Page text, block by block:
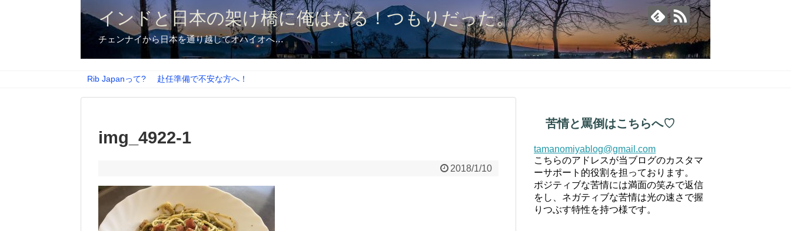
インドと日本の架け橋に俺はなる！つもりだった。
チェンナイから日本を通り越してオハイオへ…
Rib Japanって? 赴任準備で不安な方へ！
img_4922-1
2018/1/10
苦情と罵倒はこちらへ♡
tamanomiyablog@gmail.com
こちらのアドレスが当ブログのカスタマ
ーサポート的役割を担っております。
ポジティブな苦情には満面の笑みで返信
をし、ネガティブな苦情は光の速さで握
りつぶす特性を持つ様です。